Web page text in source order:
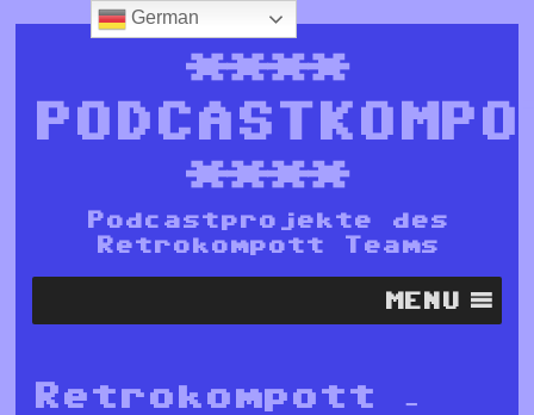
****
****
Podcastprojekte des
Retrokompott Teams
MENU
Retrokompott –
German